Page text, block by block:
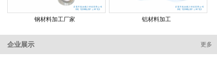
钢材料加工厂家 铝材料加工
更多
企业展示